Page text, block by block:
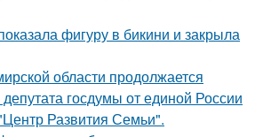
фигуру в бикини и закрыла
области продолжается
госдумы от единой России
Развития Семьи".